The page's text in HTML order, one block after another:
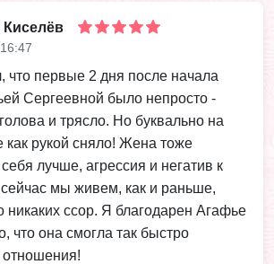
Киселёв
что первые 2 дня после начала
Сергеевной было непросто -
и трясло. Но буквально на
как рукой сняло! Жена тоже
лучше, агрессия и негатив к
мы живем, как и раньше,
никаких ссор. Я благодарен Агафье
что она смогла так быстро